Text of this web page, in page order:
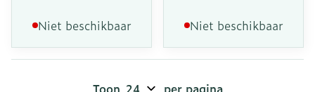
Niet beschikbaar Niet beschikbaar
Toon per pagina